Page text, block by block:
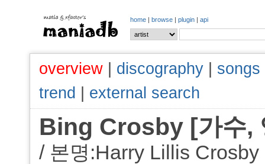
home | browse | plugin | api
overview discography songs
trend
external search
Bing Crosby [가
/ 본명:Harry Lillis Crosby